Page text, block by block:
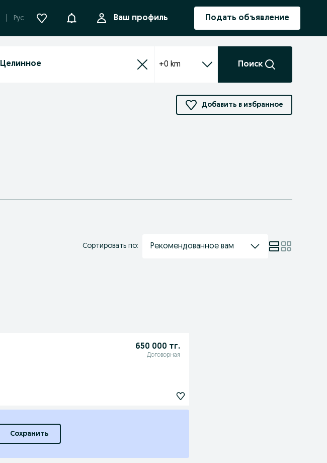
Рус УведомленияВаш профиль Подать объявление
+0 km Поиск
Добавить в избранное
Сортировать по: Рекомендованное вам
650 000 тг.
Договорная
Сохранить